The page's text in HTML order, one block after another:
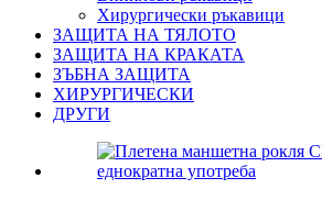
Хирургически ръкавици
ЗАЩИТА НА ТЯЛОТО
ЗАЩИТА НА КРАКАТА
ЗЪБНА ЗАЩИТА
ХИРУРГИЧЕСКИ
ДРУГИ